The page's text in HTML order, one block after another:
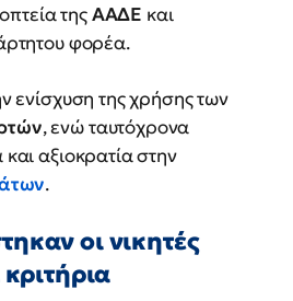
τηςΑΑΔΕ και
φορέα.
ενίσχυση της χρήσης των
, ενώ ταυτόχρονα
αξιοκρατία στην
.
οι νικητές